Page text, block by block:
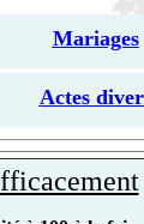
Mariages
Actes